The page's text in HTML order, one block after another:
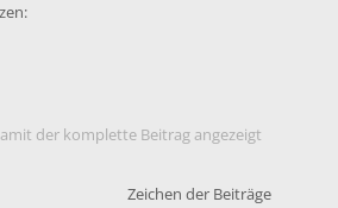
der komplette Beitrag angezeigt
Zeichen der Beiträge